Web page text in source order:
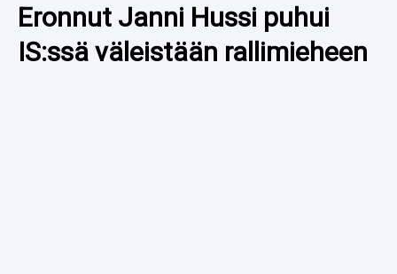
JÄÄKIEKKO
YLEISURHEILU
Eronnut Janni Hussi puhui
IS:ssä väleistään rallimieheen